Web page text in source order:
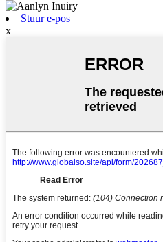
Stuur e-pos
x